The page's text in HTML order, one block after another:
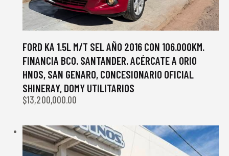
FORD KA 1.5L M/T SEL AÑO 2016 CON 106.000KM.
FINANCIA BCO. SANTANDER. ACÉRCATE A ORIO
HNOS, SAN GENARO, CONCESIONARIO OFICIAL
SHINERAY, DOMY UTILITARIOS
$13,200,000.00